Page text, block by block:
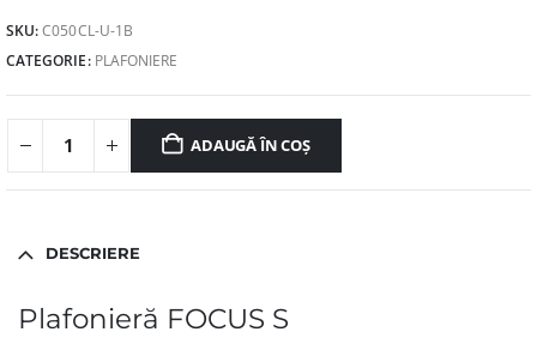
SKU:C050CL-U-1B
CATEGORIE: PLAFONIERE
ADAUGĂ ÎN COȘ
DESCRIERE
Plafonieră FOCUS S